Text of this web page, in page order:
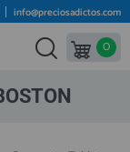
info@preciosadictos.com
0